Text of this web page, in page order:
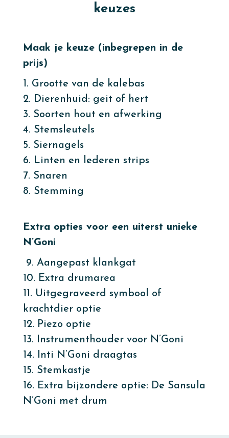
keuzes
Maak je keuze (inbegrepen in de
prijs)
1. Grootte van de kalebas
2. Dierenhuid: geit of hert
3. Soorten hout en afwerking
4. Stemsleutels
5. Siernagels
6. Linten en lederen strips
7. Snaren
8. Stemming
Extra opties voor een uiterst unieke
N’Goni
9. Aangepast klankgat
10. Extra drumarea
11. Uitgegraveerd symbool of
krachtdier optie
12. Piezo optie
13. Instrumenthouder voor N’Goni
14. Inti N’Goni draagtas
15. Stemkastje
16. Extra bijzondere optie: De Sansula
N’Goni met drum